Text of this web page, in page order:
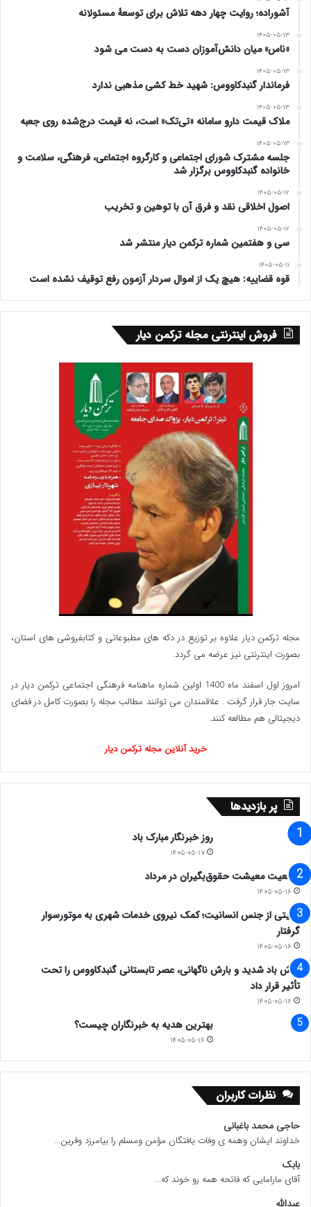
۱. کارگروه ویژه ساماندهی مطالبات بازنشستگان به ریاست
معاون اول رئیس‌جمهور تشکیل شود.
بازنشستگان تعیین و ابلاغ گردد.
3. سامانه «پرداخت هوشمند مطالبات» با اتصال به تمام
دستگاه‌های اجرایی راه‌اندازی شود تا بازنشسته نیازی به
مراجعه حضوری نداشته باشد.
4. اعتبار پاداش پایان خدمت در لایحه بودجه سالانه به‌صورت
ردیف متمرکز و تخصیص‌یافته پیش‌بینی شود.
حاجی گلدی کُر از استان گلستان
آشوراده؛ روایت چهار دهه تلاش برای توسعهٔ مسئولانه
۱۴۰۵-۰۵-۱۳
«ناس» میان دانش‌آموزان دست به دست می شود
۱۴۰۵-۰۵-۱۳
فرماندار گنبدکاووس: شهید خط کشی مذهبی ندارد
۱۴۰۵-۰۵-۱۳
ملاک قیمت دارو سامانه «تی‌تک» است، نه قیمت درج‌شده روی جعبه
۱۴۰۵-۰۵-۱۳
جلسه مشترک شورای اجتماعی و کارگروه اجتماعی، فرهنگی، سلامت و
خانواده گنبدکاووس برگزار شد
۱۴۰۵-۰۵-۱۲
اصول اخلاقی نقد و فرق آن با توهین و تخریب
۱۴۰۵-۰۵-۱۲
سی و هفتمین شماره ترکمن دیار منتشر شد
۱۴۰۵-۰۵-۱۱
قوه قضاییه: هیچ یک از اموال سردار آزمون رفع توقیف نشده است
فروش اینترنتی مجله ترکمن دیار
مجله ترکمن دیار علاوه بر توزیع در دکه های مطبوعاتی و کتابفروشی های استان،
بصورت اینترنتی نیز عرضه می گردد.‌
امروز اول اسفند ماه 1400 اولین شماره ماهنامه فرهنگی اجتماعی ترکمن دیار در
سایت جار قرار گرفت . علاقمندان می توانند مطالب مجله را بصورت کامل در فضای
دیجیتالی هم مطالعه کنند.
خرید آنلاین مجله ترکمن دیار
پر بازدیدها
روز خبرنگار مبارک باد
۱۴۰۵-۰۵-۱۷
وضعیت معیشت حقوق‌بگیران در مرداد
۱۴۰۵-۰۵-۱۶
روایتی از جنس انسانیت؛ کمک نیروی خدمات شهری به موتورسوار
گرفتار
۱۴۰۵-۰۵-۱۶
وزش باد شدید و بارش ناگهانی، عصر تابستانی گنبدکاووس را تحت
تأثیر قرار داد
۱۴۰۵-۰۵-۱۶
بهترین هدیه به خبرنگاران چیست؟
۱۴۰۵-۰۵-۱۶
نظرات کاربران
حاجی محمد باغبانی
خداوند ایشان وهمه ی وفات یافتگان مؤمن ومسلم را بیامرزد وقرین...
بابک
آقای مارامایی که فاتحه همه رو خوند که...
عبدالله